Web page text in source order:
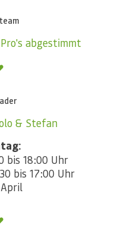
abgestimmt
& Stefan
bis 18:00 Uhr
bis 17:00 Uhr